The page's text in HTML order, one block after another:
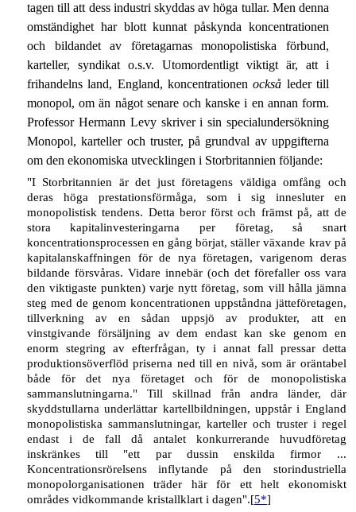
tagen till att dess industri skyddas av höga tullar. Men denna
omständighet har blott kunnat påskynda koncentrationen
och bildandet av företagarnas monopolistiska förbund,
karteller, syndikat o.s.v. Utomordentligt viktigt är, att i
frihandelns land, England, koncentrationenockså leder till
monopol, om än något senare och kanske i en annan form.
Professor Hermann Levy skriver i sin specialundersökning
Monopol, karteller och truster, på grundval av uppgifterna
om den ekonomiska utvecklingen i Storbritannien följande:
"I Storbritannien är det just företagens väldiga omfång och
deras höga prestationsförmåga, som i sig innesluter en
monopolistisk tendens. Detta beror först och främst på, att de
stora kapitalinvesteringarna per företag, så snart
koncentrationsprocessen en gång börjat, ställer växande krav på
kapitalanskaffningen för de nya företagen, varigenom deras
bildande försvåras. Vidare innebär (och det förefaller oss vara
den viktigaste punkten) varje nytt företag, som vill hålla jämna
steg med de genom koncentrationen uppståndna jätteföretagen,
tillverkning av en sådan uppsjö av produkter, att en
vinstgivande försäljning av dem endast kan ske genom en
enorm stegring av efterfrågan, ty i annat fall pressar detta
produktionsöverflöd priserna ned till en nivå, som är oräntabel
både för det nya företaget och för de monopolistiska
sammanslutningarna." Till skillnad från andra länder, där
skyddstullarna underlättar kartellbildningen, uppstår i England
monopolistiska sammanslutningar, karteller och truster i regel
endast i de fall då antalet konkurrerande huvudföretag
inskränkes till "ett par dussin enskilda firmor ...
Koncentrationsrörelsens inflytande på den storindustriella
monopolorganisationen träder här för ett helt ekonomiskt
områdes vidkommande kristallklart i dagen".[5*]